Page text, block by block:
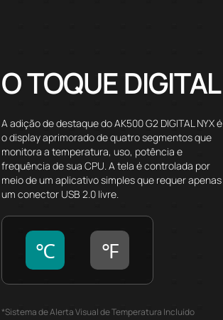
O TOQUE DIGITAL
A adição de destaque do AK500 G2 DIGITAL NYX é
o display aprimorado de quatro segmentos que
monitora a temperatura, uso, potência e
frequência de sua CPU. A tela é controlada por
meio de um aplicativo simples que requer apenas
um conector USB 2.0 livre.
℃ ℉
*Sistema de Alerta Visual de Temperatura Incluído